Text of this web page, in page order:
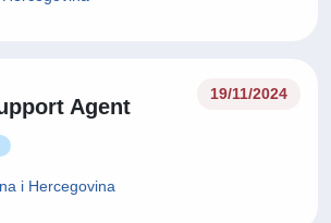
Agent
19/11/2024
i Hercegovina